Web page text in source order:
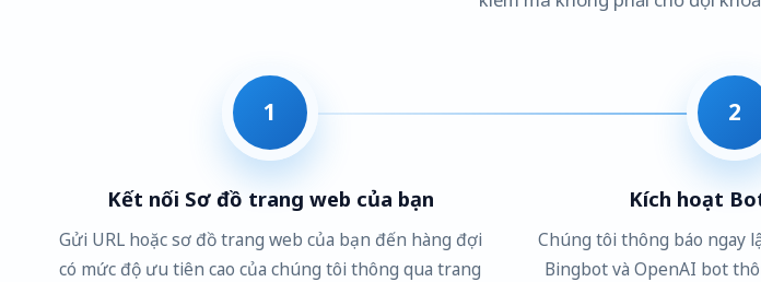
1
Kết nối Sơ đồ trang web của bạn
Gửi URL hoặc sơ đồ trang web của bạn đến hàng đợi
có mức độ ưu tiên cao của chúng tôi thông qua trang
2
Kích hoạt
Chúng tôi thông báo ngay
Bingbot và OpenAI bot